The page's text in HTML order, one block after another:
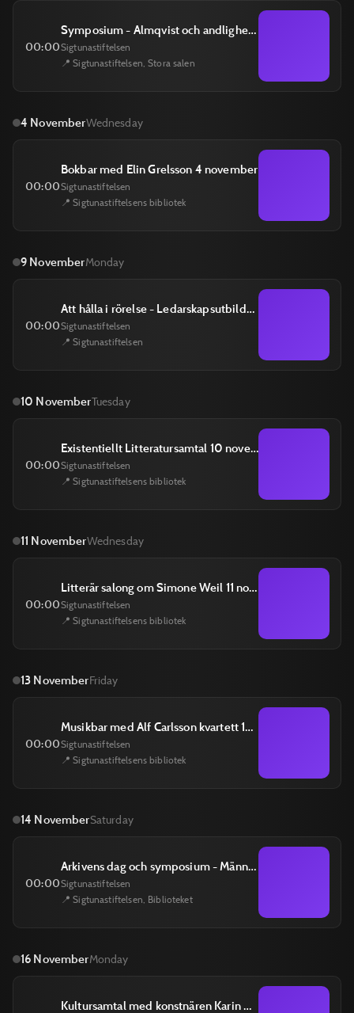
00:00
Symposium - Almqvist och andligheten 24 oktober
Sigtunastiftelsen
📍 Sigtunastiftelsen, Stora salen
4 NovemberWednesday
00:00
Bokbar med Elin Grelsson 4 november
Sigtunastiftelsen
📍 Sigtunastiftelsens bibliotek
9 NovemberMonday
00:00
Att hålla i rörelse - Ledarskapsutbildning
Sigtunastiftelsen
📍 Sigtunastiftelsen
10 NovemberTuesday
00:00
Existentiellt Litteratursamtal 10 november
Sigtunastiftelsen
📍 Sigtunastiftelsens bibliotek
11 NovemberWednesday
00:00
Litterär salong om Simone Weil 11 november
Sigtunastiftelsen
📍 Sigtunastiftelsens bibliotek
13 NovemberFriday
00:00
Musikbar med Alf Carlsson kvartett 13 november
Sigtunastiftelsen
📍 Sigtunastiftelsens bibliotek
14 NovemberSaturday
00:00
Arkivens dag och symposium - Människan och tekniken 14 november
Sigtunastiftelsen
📍 Sigtunastiftelsen, Biblioteket
16 NovemberMonday
Kultursamtal med konstnären Karin Mamma Andersson 16 november